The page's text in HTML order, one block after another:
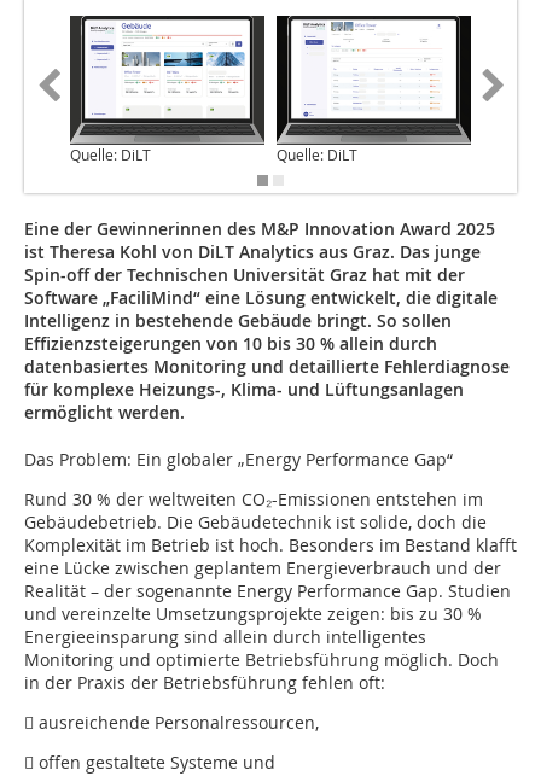
Quelle: DiLT Quelle: DiLT
Eine der Gewinnerinnen des M&P Innovation Award 2025
ist Theresa Kohl von DiLT Analytics aus Graz. Das junge
Spin-off der Technischen Universität Graz hat mit der
Software „FaciliMind“ eine Lösung entwickelt, die digitale
Intelligenz in bestehende Gebäude bringt. So sollen
Effizienzsteigerungen von 10 bis 30 % allein durch
datenbasiertes Monitoring und detaillierte Fehlerdiagnose
für komplexe Heizungs-, Klima- und Lüftungsanlagen
ermöglicht werden.
Das Problem: Ein globaler „Energy ­Performance Gap“
Rund 30 % der weltweiten CO₂-Emissionen entstehen im
Gebäudebetrieb. Die Gebäudetechnik ist solide, doch die
Komplexität im Betrieb ist hoch. Besonders im Bestand klafft
eine Lücke zwischen geplantem Energieverbrauch und der
Realität – der sogenannte Energy Performance Gap. Studien
und vereinzelte Umsetzungsprojekte zeigen: bis zu 30 %
Energieeinsparung sind allein durch intelligentes
Monitoring und optimierte Betriebsführung möglich. Doch
in der Praxis der Betriebsführung fehlen oft:
 ausreichende Personalressourcen,
 offen gestaltete Systeme und